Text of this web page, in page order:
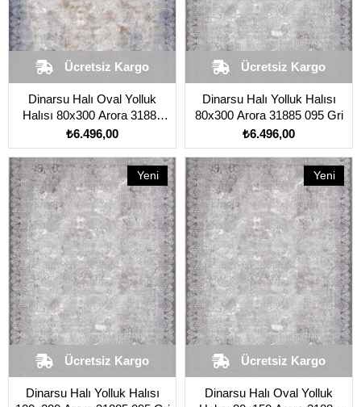
Dinarsu Halı Oval Yolluk
Halısı 80x300 Arora 31885
035 Mavi
₺6.496,00
Ücretsiz Kargo
Dinarsu Halı Yolluk Halısı
80x300 Arora 31885 095 Gri
₺6.496,00
Ücretsiz Kargo
Dinarsu Halı Yolluk Halısı
Ücretsiz Kargo
Yeni
Ürün
Dinarsu Halı Oval Yolluk
Ücretsiz Kargo
Yeni
Ürün